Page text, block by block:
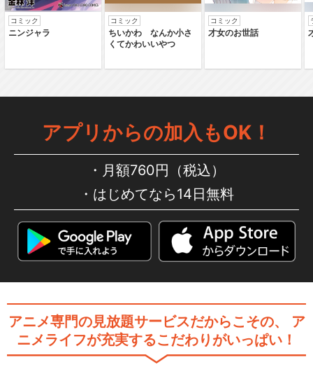
コミック
ニンジャラ
コミック
ちいかわ なんか小さ
くてかわいいやつ
コミック
才女のお世話
アプリからの加入もOK！
月額760円（税込）
はじめてなら14日無料
アニメ専門の見放題サービスだからこその、
ア
ニメライフが充実するこだわりがいっぱい！